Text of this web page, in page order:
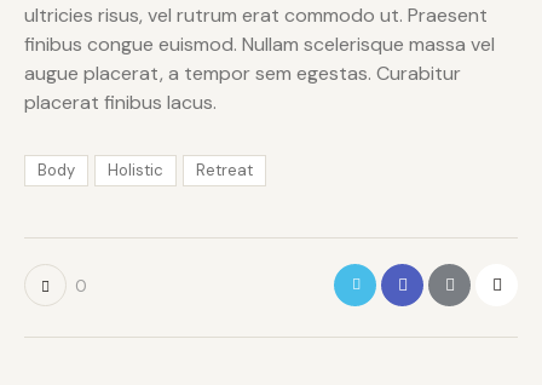
ultricies risus, vel rutrum erat commodo ut. Praesent
finibus congue euismod. Nullam scelerisque massa vel
augue placerat, a tempor sem egestas. Curabitur
placerat finibus lacus.
Body Holistic Retreat
0